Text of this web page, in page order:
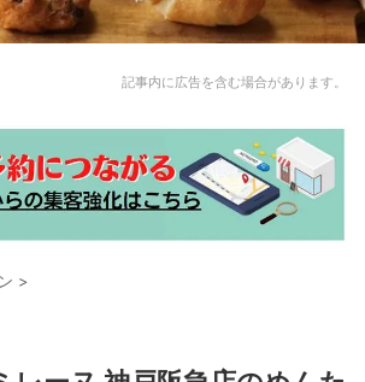
記事内に広告を含む場合があります。
>